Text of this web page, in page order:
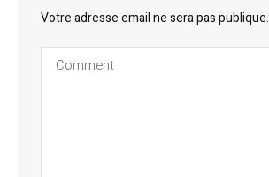
Votre adresse email ne sera pas publique.